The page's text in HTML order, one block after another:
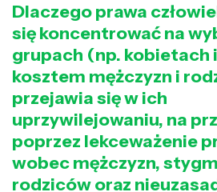
Dlaczego prawa
się koncentrować na
grupach (np. kobietach
kosztem mężczyzn i
przejawia się w ich
uprzywilejowaniu, na
poprzez lekceważenie
wobec mężczyzn,
rodziców oraz